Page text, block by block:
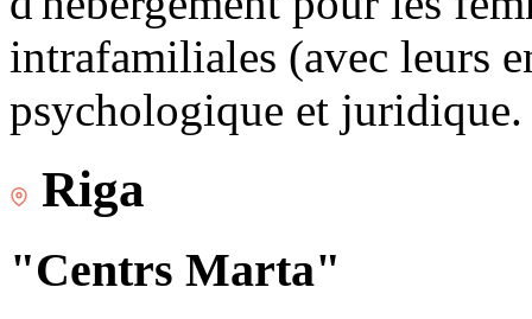
intrafamiliales (avec leurs
psychologique et juridique.
Riga
"Centrs Marta"